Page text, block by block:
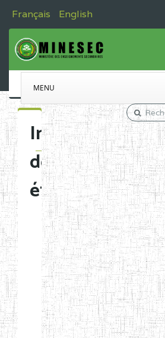
Français English
MENU
Immatriculation
des
établissements
Etablissements
d'enseignement
normal